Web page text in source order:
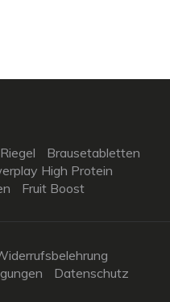
Riegel
Brausetabletten
High Protein
Fruit Boost
Datenschutz